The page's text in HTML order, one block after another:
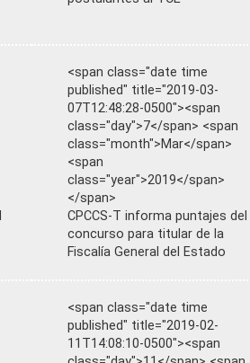
<span class="date time
published" title="2019-03-
07T12:48:28-0500"><span
class="day">7</span> <span
class="month">Mar</span>
<span
class="year">2019</span>
</span>
CPCCS-T informa puntajes del
concurso para titular de la
Fiscalía General del Estado
<span class="date time
published" title="2019-02-
11T14:08:10-0500"><span